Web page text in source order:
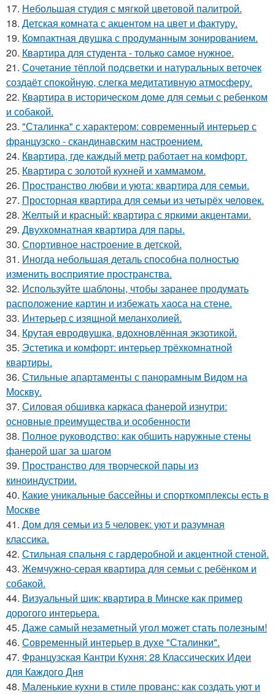
17. Небольшая студия с мягкой цветовой палитрой.
18. Детская комната с акцентом на цвет и фактуру.
19. Компактная двушка с продуманным зонированием.
20. Квартира для студента - только самое нужное.
21. Сочетание тёплой подсветки и натуральных веточек
создаёт спокойную, слегка медитативную атмосферу.
22. Квартира в историческом доме для семьи с ребенком
и собакой.
23. "Сталинка" с характером: современный интерьер с
французско - скандинавским настроением.
24. Квартира, где каждый метр работает на комфорт.
25. Квартира с золотой кухней и хаммамом.
26. Пространство любви и уюта: квартира для семьи.
27. Просторная квартира для семьи из четырёх человек.
28. Желтый и красный: квартира с яркими акцентами.
29. Двухкомнатная квартира для пары.
30. Спортивное настроение в детской.
31. Иногда небольшая деталь способна полностью
изменить восприятие пространства.
32. Используйте шаблоны, чтобы заранее продумать
расположение картин и избежать хаоса на стене.
33. Интерьер с изящной меланхолией.
34. Крутая евродвушка, вдохновлённая экзотикой.
35. Эстетика и комфорт: интерьер трёхкомнатной
квартиры.
36. Стильные апартаменты с панорамным Видом на
Москву.
37. Силовая обшивка каркаса фанерой изнутри:
основные преимущества и особенности
38. Полное руководство: как обшить наружные стены
фанерой шаг за шагом
39. Пространство для творческой пары из
киноиндустрии.
40. Какие уникальные бассейны и спорткомплексы есть в
Москве
41. Дом для семьи из 5 человек: уют и разумная
классика.
42. Стильная спальня с гардеробной и акцентной стеной.
43. Жемчужно-серая квартира для семьи с ребёнком и
собакой.
44. Визуальный шик: квартира в Минске как пример
дорогого интерьера.
45. Даже самый незаметный угол может стать полезным!
46. Современный интерьер в духе "Сталинки".
47. Французская Кантри Кухня: 28 Классических Идеи
для Каждого Дня
48. Маленькие кухни в стиле прованс: как создать уют и